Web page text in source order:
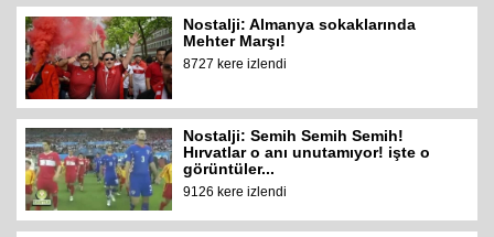
Nostalji: Almanya sokaklarında
Mehter Marşı!
8727 kere izlendi
Nostalji: Semih Semih Semih!
Hırvatlar o anı unutamıyor! işte o
görüntüler...
9126 kere izlendi